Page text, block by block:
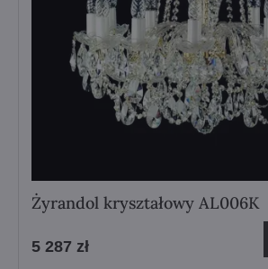
Żyrandol kryształowy AL006K
5 287 zł